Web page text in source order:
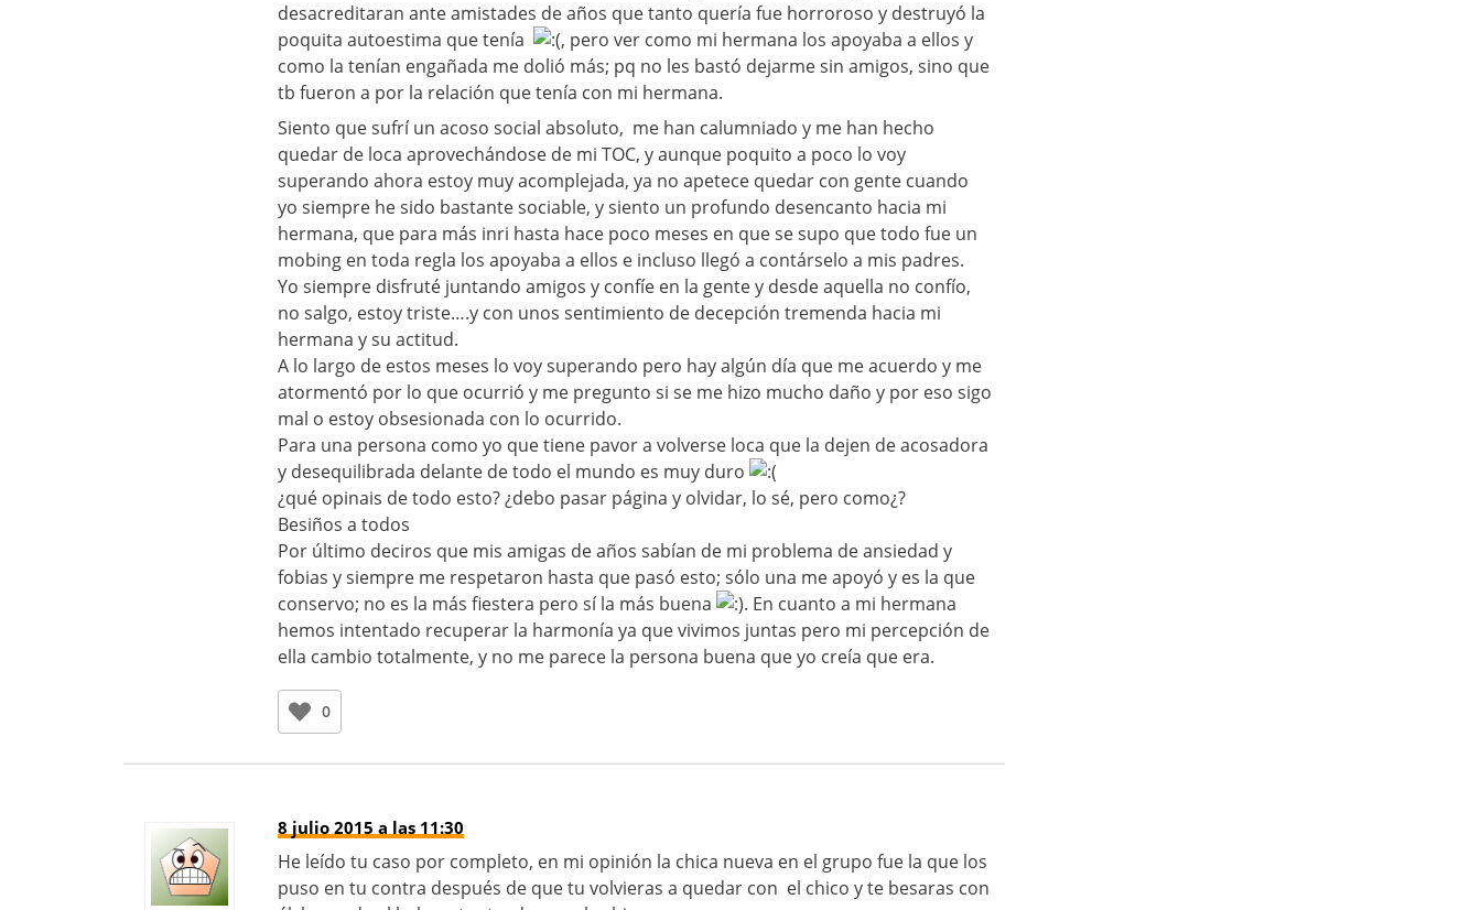
desacreditaran ante amistades de años que tanto quería fue horroroso y destruyó la
poquita autoestima que tenía
, pero ver como mi hermana los apoyaba a ellos y
como la tenían engañada me dolió más; pq no les bastó dejarme sin amigos, sino que
tb fueron a por la relación que tenía con mi hermana.
Siento que sufrí un acoso social absoluto, me han calumniado y me han hecho
quedar de loca aprovechándose de mi TOC, y aunque poquito a poco lo voy
superando ahora estoy muy acomplejada, ya no apetece quedar con gente cuando
yo siempre he sido bastante sociable, y siento un profundo desencanto hacia mi
hermana, que para más inri hasta hace poco meses en que se supo que todo fue un
mobing en toda regla los apoyaba a ellos e incluso llegó a contárselo a mis padres.
Yo siempre disfruté juntando amigos y confíe en la gente y desde aquella no confío,
no salgo, estoy triste….y con unos sentimiento de decepción tremenda hacia mi
hermana y su actitud.
A lo largo de estos meses lo voy superando pero hay algún día que me acuerdo y me
atormentó por lo que ocurrió y me pregunto si se me hizo mucho daño y por eso sigo
mal o estoy obsesionada con lo ocurrido.
Para una persona como yo que tiene pavor a volverse loca que la dejen de acosadora
y desequilibrada delante de todo el mundo es muy duro
¿qué opinais de todo esto? ¿debo pasar página y olvidar, lo sé, pero como¿?
Besiños a todos
Por último deciros que mis amigas de años sabían de mi problema de ansiedad y
fobias y siempre me respetaron hasta que pasó esto; sólo una me apoyó y es la que
conservo; no es la más fiestera pero sí la más buena
. En cuanto a mi hermana
hemos intentado recuperar la harmonía ya que vivimos juntas pero mi percepción de
ella cambio totalmente, y no me parece la persona buena que yo creía que era.
0
8 julio 2015 a las 11:30
He leído tu caso por completo, en mi opinión la chica nueva en el grupo fue la que los
puso en tu contra después de que tu volvieras a quedar con el chico y te besaras con